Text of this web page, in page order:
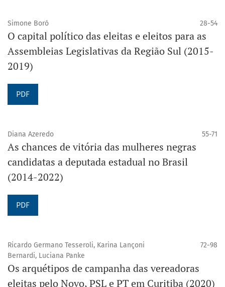
Simone Boró 28-54
O capital político das eleitas e eleitos para as
Assembleias Legislativas da Região Sul (2015-
2019)
PDF
Diana Azeredo 55-71
As chances de vitória das mulheres negras
candidatas a deputada estadual no Brasil
(2014-2022)
PDF
Ricardo Germano Tesseroli, Karina Lançoni
Bernardi, Luciana Panke
72-98
Os arquétipos de campanha das vereadoras
eleitas pelo Novo, PSL e PT em Curitiba (2020)